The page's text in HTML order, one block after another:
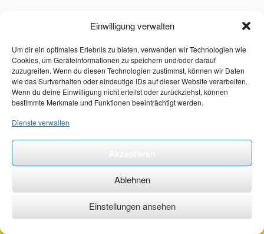
Einwilligung verwalten
Um dir ein optimales Erlebnis zu bieten, verwenden wir Technologien wie
Cookies, um Geräteinformationen zu speichern und/oder darauf
zuzugreifen. Wenn du diesen Technologien zustimmst, können wir Daten
wie das Surfverhalten oder eindeutige IDs auf dieser Website verarbeiten.
Wenn du deine Einwilligung nicht erteilst oder zurückziehst, können
bestimmte Merkmale und Funktionen beeinträchtigt werden.
Dienste verwalten
Ablehnen
Einstellungen ansehen
©2026 ·erstehilfekurs-mauch.de ·AGB ·Datenschutzerklärung ·Impressum ·